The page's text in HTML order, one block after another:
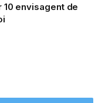
envisagent de